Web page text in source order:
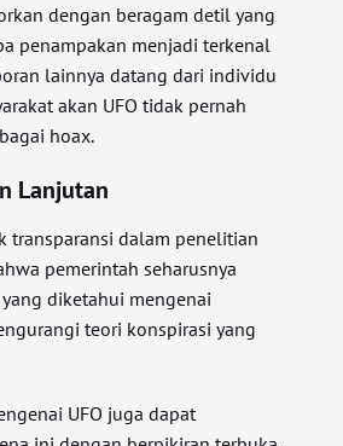
dengan beragam detil yang
penampakan menjadi terkenal
lainnya datang dari individu
akan UFO tidak pernah
hoax.
Lanjutan
transparansi dalam penelitian
pemerintah seharusnya
diketahui mengenai
teori konspirasi yang
UFO juga dapat